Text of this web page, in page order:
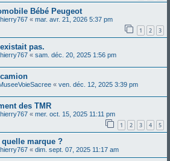
Bébé Peugeot
« mar. avr. 21, 2026 5:37 pm
1 2 3
pas.
« sam. déc. 20, 2025 1:56 pm
« ven. déc. 12, 2025 3:39 pm
des TMR
« mer. oct. 15, 2025 11:11 pm
1 2 3 4 5
marque ?
« dim. sept. 07, 2025 11:17 am